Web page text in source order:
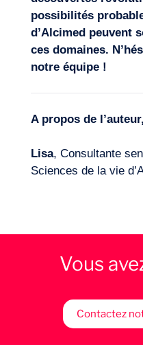
possibilités
d’Alcimed peuvent
ces domaines.
notre équipe!
A propos de l’auteur,
Lisa, Consultante
Sciences de la vie
Vous
Contactez